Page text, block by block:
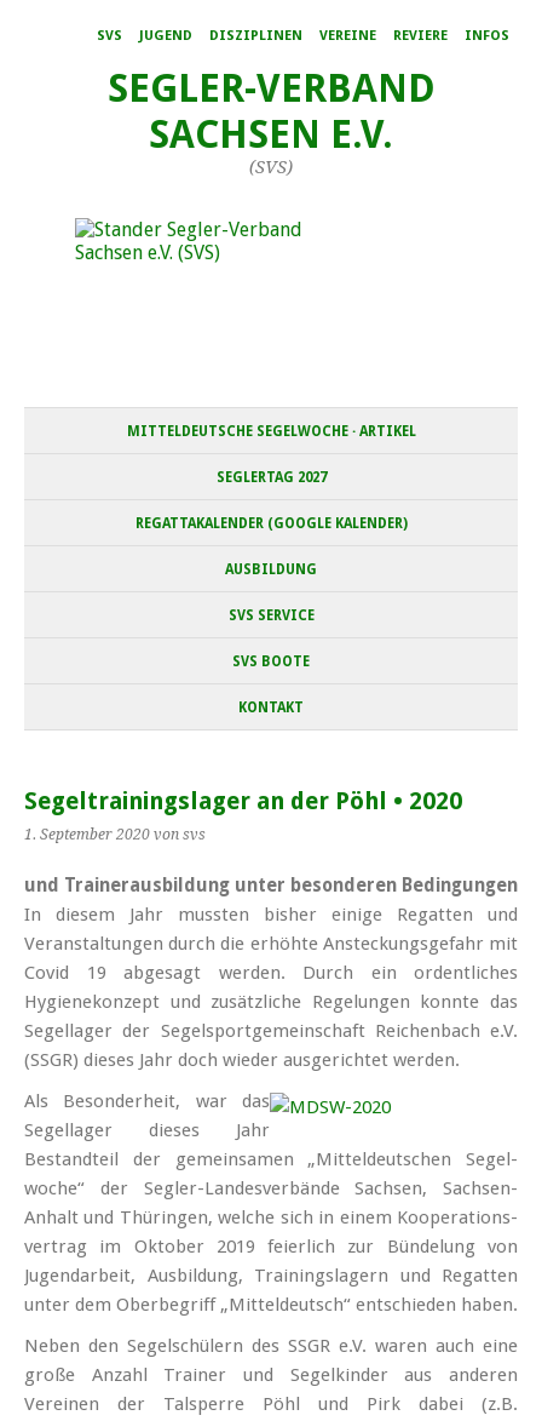
SVS JUGEND DISZIPLINEN VEREINE REVIERE INFOS
SEGLER-VERBAND
SACHSEN E.V.
(SVS)
MITTELDEUTSCHE SEGELWOCHE · ARTIKEL
SEGLERTAG 2027
REGATTAKALENDER (GOOGLE KALENDER)
AUSBILDUNG
SVS SERVICE
SVS BOOTE
KONTAKT
Segeltrainingslager an der Pöhl • 2020
1. September 2020 von svs
und Trainerausbildung unter besonderen Bedingungen
In diesem Jahr mussten bisher einige Regatten und
Veranstaltungen durch die erhöhte Ansteckungsgefahr mit
Covid 19 abgesagt werden. Durch ein ordentliches
Hygiene­konzept und zusätzliche Regelungen konnte das
Segellager der Segel­sport­gemein­schaft Reichen­bach e.V.
(SSGR) dieses Jahr doch wieder aus­ge­richtet werden.
Als Besonderheit, war das
Segel­lager dieses Jahr
Bestand­teil der gemein­samen „Mittel­deu­tschen Segel­
woche“ der Seg­ler-Landes­ver­bände Sachsen, Sachsen-
Anhalt und Thüringen, welche sich in einem Ko­opera­tions­
ver­trag im Oktober 2019 feierlich zur Bündelung von
Jugend­arbeit, Aus­bildung, Trainings­lagern und Regatten
unter dem Ober­begriff „Mittel­deutsch“ entschieden haben.
Neben den Segelschülern des SSGR e.V. waren auch eine
große Anzahl Trainer und Segelkinder aus anderen
Vereinen der Talsperre Pöhl und Pirk dabei (z.B.